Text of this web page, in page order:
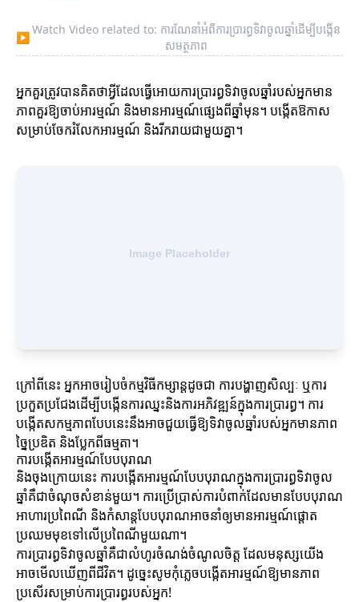
▶
Watch Video related to: ការណែនាំអំពីការប្រារព្ធទិវាចូលឆ្នាំដើម្បីបង្កើន
សមត្ថភាព
អ្នកគួរត្រូវបានគិតថាអ្វីដែលធ្វើអោយការប្រារព្ធទិវាចូលឆ្នាំរបស់អ្នកមាន
ភាពគួរឱ្យចាប់អារម្មណ៍ និងមានអារម្មណ៍ផ្សេងពីឆ្នាំមុន។ បង្កើតឱកាស
សម្រាប់ចែករំលែកអារម្មណ៍ និងរីករាយជាមួយគ្នា។
ក្រៅពីនេះ អ្នកអាចរៀបចំកម្មវិធីកម្សាន្តដូចជា ការបង្ហាញសិល្បៈ ឬការ
ប្រកួតប្រជែងដើម្បីបង្កើនការឈ្នះនិងការអភិវឌ្ឍន៍ក្នុងការប្រារព្ធ។ ការ
បង្កើតសកម្មភាពបែបនេះនឹងអាចជួយធ្វើឱ្យទិវាចូលឆ្នាំរបស់អ្នកមានភាព
ច្នៃប្រឌិត និងប្លែកពីធម្មតា។
ការបង្កើតអារម្មណ៍បែបបុរាណ
និងចុងក្រោយនេះ ការបង្កើតអារម្មណ៍បែបបុរាណក្នុងការប្រារព្ធទិវាចូល
ឆ្នាំគឺជាចំណុចសំខាន់មួយ។ ការប្រើប្រាស់ការបំពាក់ដែលមានបែបបុរាណ
អាហារប្រពៃណី និងកំសាន្តបែបបុរាណអាចនាំឲ្យមានអារម្មណ៍ផ្តោត
ប្រឈមមុខទៅលើប្រពៃណីមួយណា។
ការប្រារព្ធទិវាចូលឆ្នាំគឺជាលំហូរចំណង់ចំណូលចិត្ត ដែលមនុស្សយើង
អាចមើលឃើញពីជីវិត។ ដូច្នេះសូមកុំភ្លេចបង្កើតអារម្មណ៍ឱ្យមានភាព
ប្រសើរសម្រាប់ការប្រារព្ធរបស់អ្នក!